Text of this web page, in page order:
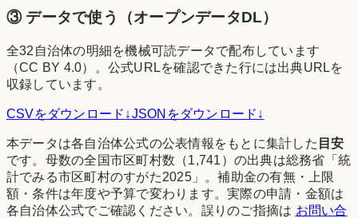
③データで使う（オープンデータDL）
全32 自治体の明細を機械可読データで配布しています
（CC BY 4.0）。公式URLを確認できた行には出典URLを
収録しています。
CSVをダウンロード ↓JSONをダウンロード ↓
本データは各自治体公式の公表情報をもとに集計した 目安
です。母数の全国市区町村数（1,741 ）の出典は総務省「統
計でみる市区町村のすがた2025」
。補助金の有無・上限
額・条件は年度や予算で変わります。実際の申請・金額は
各自治体公式でご確認ください。誤りのご指摘は お問い合